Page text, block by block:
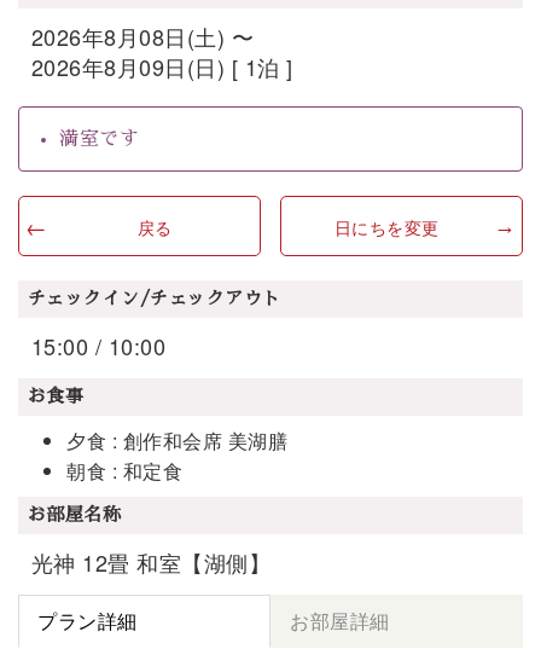
2026年8月08日(土) 〜
2026年8月09日(日) [ 1泊 ]
満室です
戻る 日にちを変更
チェックイン/チェックアウト
15:00 / 10:00
お食事
夕食 : 創作和会席 美湖膳
朝食 : 和定食
お部屋名称
光神 12畳 和室【湖側】
プラン詳細 お部屋詳細